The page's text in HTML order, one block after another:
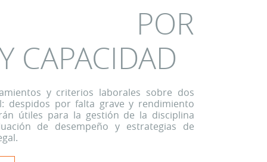
POR
CAPACIDAD
y criterios laborales sobre dos
despidos por falta grave y rendimiento
útiles para la gestión de la disciplina
de desempeño y estrategias de